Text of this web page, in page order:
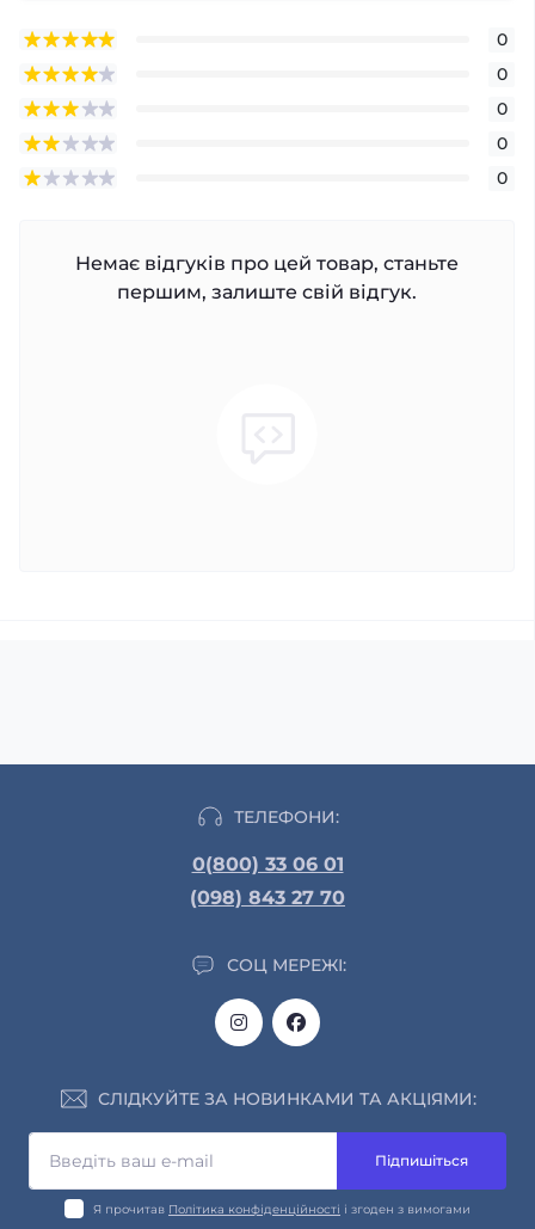
0
0
0
0
0
Немає відгуків про цей товар, станьте
першим, залиште свій відгук.
ТЕЛЕФОНИ:
0(800) 33 06 01
(098) 843 27 70
СОЦ МЕРЕЖІ:
СЛІДКУЙТЕ ЗА НОВИНКАМИ ТА АКЦІЯМИ:
Підпишіться
Я прочитав Політика конфіденційності і згоден з вимогами